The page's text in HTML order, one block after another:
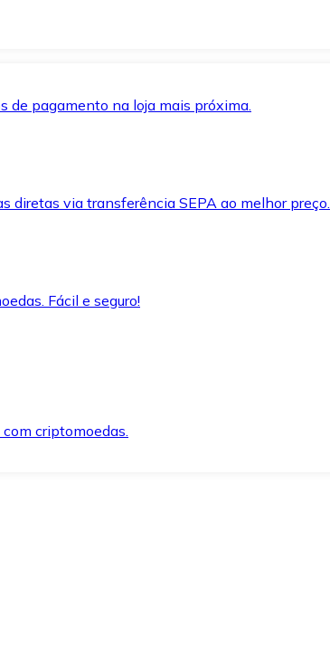
de pagamento na loja mais próxima.
diretas via transferência SEPA ao melhor preço.
Fácil e seguro!
criptomoedas.
e segura.
precisar.